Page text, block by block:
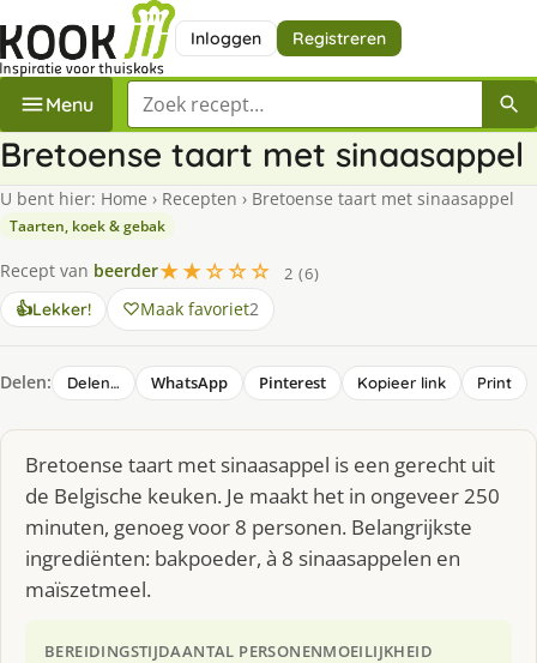
Inloggen Registreren
Menu Zoek een recept
Bretoense taart met sinaasappel
U bent hier: Home › Recepten › Bretoense taart met sinaasappel
Taarten, koek & gebak
Recept van beerder★★☆☆☆
2 (6)
👍Lekker! Maak favoriet2
Delen: Delen… WhatsApp Pinterest Kopieer link Print
Bretoense taart met sinaasappel is een gerecht uit
de Belgische keuken. Je maakt het in ongeveer 250
minuten, genoeg voor 8 personen. Belangrijkste
ingrediënten: bakpoeder, à 8 sinaasappelen en
maïszetmeel.
BEREIDINGSTIJDAANTAL PERSONENMOEILIJKHEID